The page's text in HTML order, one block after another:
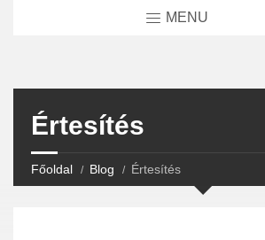
MENU
Értesítés
Főoldal Blog Értesítés